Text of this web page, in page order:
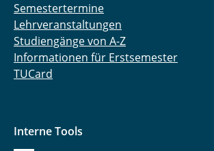
Semestertermine
Lehrveranstaltungen
Studiengänge von A-Z
Informationen für Erstsemester
TUCard
Interne Tools